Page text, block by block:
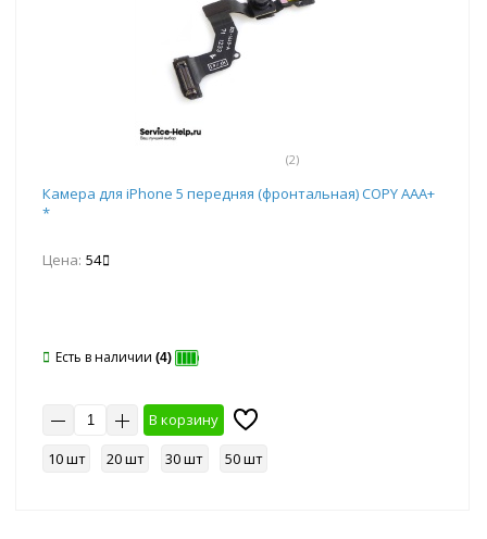
(2)
Камера для iPhone 5 передняя (фронтальная) COPY ААА+
*
Цена: 54
Есть в наличии (4)
В корзину
10 шт
20 шт 30 шт 50 шт